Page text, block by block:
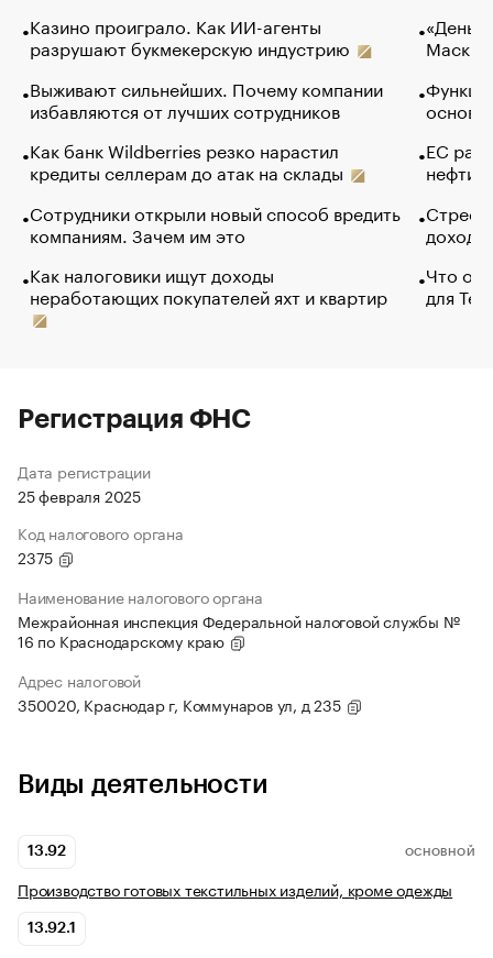
Казино проиграло. Как ИИ-агенты
разрушают букмекерскую индустрию
Выживают сильнейших. Почему компании
избавляются от лучших сотрудников
Как банк Wildberries резко нарастил
кредиты селлерам до атак на склады
Сотрудники открыли новый способ вредить
компаниям. Зачем им это
Как налоговики ищут доходы
неработающих покупателей яхт и квартир
Маск в
основ
ЕС
нефти
Что
для
Регистрация ФНС
Дата регистрации
25 февраля 2025
Код налогового органа
2375
Наименование налогового органа
Межрайонная инспекция Федеральной налоговой службы №
16 по Краснодарскому краю
Адрес налоговой
350020, Краснодар г, Коммунаров ул, д 235
Виды деятельности
13.92 ОСНОВНОЙ
Производство готовых текстильных изделий, кроме одежды
13.92.1